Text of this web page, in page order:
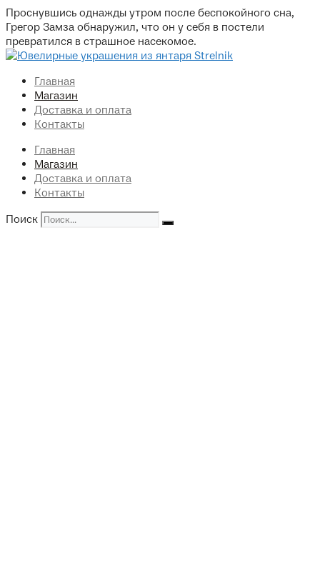
Перейти
к
содержимому
Проснувшись однажды утром после беспокойного сна,
Грегор Замза обнаружил, что он у себя в постели
превратился в страшное насекомое.
Главная
Магазин
Доставка и оплата
Контакты
Главная
Магазин
Доставка и оплата
Контакты
Поиск